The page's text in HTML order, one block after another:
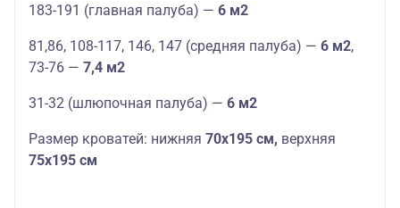
183-191 (главная палуба) — 6 м2
81,86, 108-117, 146, 147 (средняя палуба) — 6 м2,
73-76 — 7,4 м2
31-32 (шлюпочная палуба) — 6 м2
Размер кроватей: нижняя 70х195 см, верхняя
75х195 см